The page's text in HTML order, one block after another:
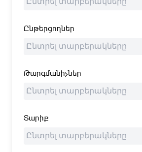
Ընթերցողներ
Թարգմանիչներ
Տարիք